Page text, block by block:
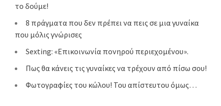
το δούμε!
8 πράγματα που δεν πρέπει να πεις σε μια γυναίκα
που μόλις γνώρισες
Sexting: «Eπικοινωνία πονηρού περιεχομένου».
Πως θα κάνεις τις γυναίκες να τρέχουν από πίσω σου!
Φωτογραφίες του κώλου! Του απίστευτου όμως…